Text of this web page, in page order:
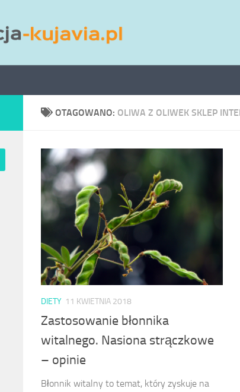
OTAGOWANO: OLIWA Z OLIWEK SKLEP
DIETY 11 KWIETNIA 2018
Zastosowanie błonnika
witalnego. Nasiona strączkowe
– opinie
Błonnik witalny to temat, który zyskuje na